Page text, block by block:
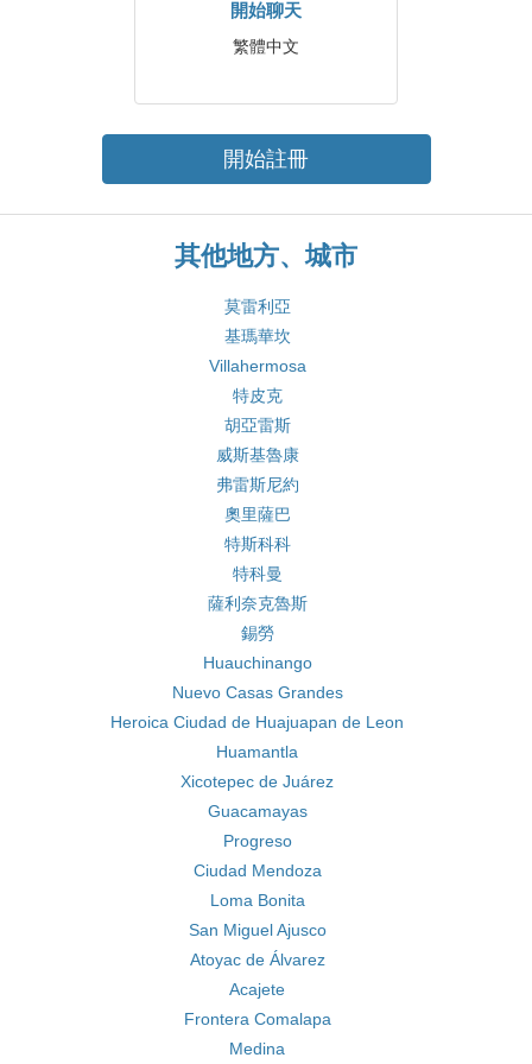
開始聊天
繁體中文
開始註冊
其他地方、城市
莫雷利亞
基瑪華坎
Villahermosa
特皮克
胡亞雷斯
威斯基魯康
弗雷斯尼約
奧里薩巴
特斯科科
特科曼
薩利奈克魯斯
錫勞
Huauchinango
Nuevo Casas Grandes
Heroica Ciudad de Huajuapan de Leon
Huamantla
Xicotepec de Juárez
Guacamayas
Progreso
Ciudad Mendoza
Loma Bonita
San Miguel Ajusco
Atoyac de Álvarez
Acajete
Frontera Comalapa
Medina